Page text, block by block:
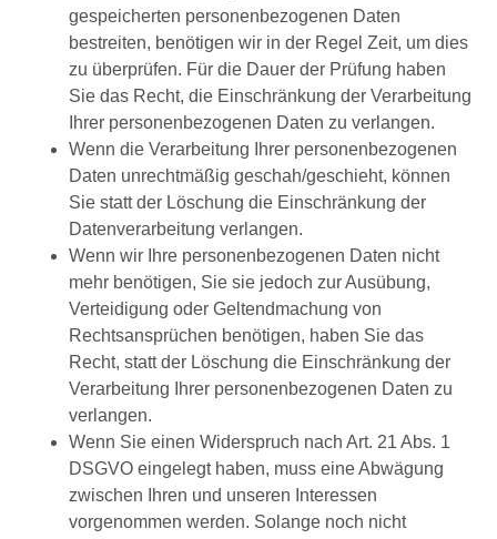
gespeicherten personenbezogenen Daten
bestreiten, benötigen wir in der Regel Zeit, um dies
zu überprüfen. Für die Dauer der Prüfung haben
Sie das Recht, die Einschränkung der Verarbeitung
Ihrer personenbezogenen Daten zu verlangen.
Wenn die Verarbeitung Ihrer personenbezogenen
Daten unrechtmäßig geschah/geschieht, können
Sie statt der Löschung die Einschränkung der
Datenverarbeitung verlangen.
Wenn wir Ihre personenbezogenen Daten nicht
mehr benötigen, Sie sie jedoch zur Ausübung,
Verteidigung oder Geltendmachung von
Rechtsansprüchen benötigen, haben Sie das
Recht, statt der Löschung die Einschränkung der
Verarbeitung Ihrer personenbezogenen Daten zu
verlangen.
Wenn Sie einen Widerspruch nach Art. 21 Abs. 1
DSGVO eingelegt haben, muss eine Abwägung
zwischen Ihren und unseren Interessen
vorgenommen werden. Solange noch nicht